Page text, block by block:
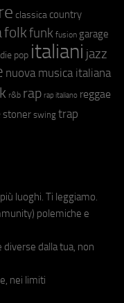
classica country
folkfunk fusion garage
pop italiani jazz
nuova musica italiana
r&b rap rap italiano reggae
stoner swing trap
luoghi. Ti leggiamo.
polemiche e
diverse dalla tua, non
nei limiti